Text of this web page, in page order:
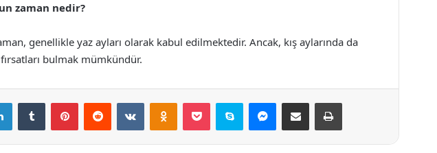
zaman nedir?
genellikle yaz ayları olarak kabul edilmektedir. Ancak, kış aylarında da
bulmak mümkündür.
LinkedInTumblr PinterestReddit VKontakteOdnoklassniki
Pocket Skype Messenger
E-Posta ile paylaş Yazdır